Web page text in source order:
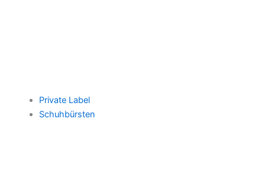
Private Label
Schuhbürsten